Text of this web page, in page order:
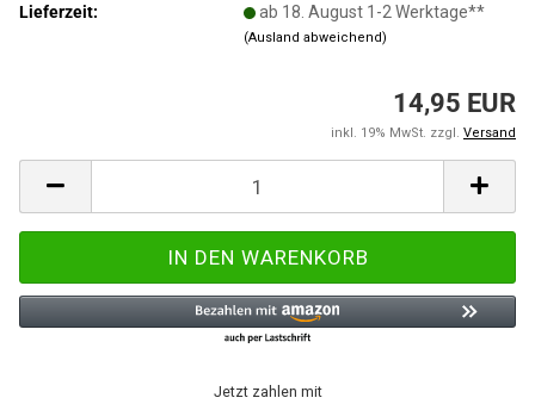
Lieferzeit:
ab 18. August 1-2 Werktage**
(Ausland abweichend)
14,95 EUR
inkl. 19% MwSt. zzgl. Versand
Jetzt zahlen mit